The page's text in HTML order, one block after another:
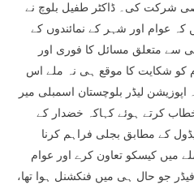
شرکت کی۔ ڈاکٹر طفیل بلوچ نے
عوام اور شہر کے نمائندوں کے
سے متعلق مسائل کا فوری اور
شکایت کا موقع ہی نہ ملے اس
لیڈر بلوچستان اسمبلی میر
کرتے ہوئے کہاکہ خضدار کے
کے مطابق بجلی فراہم کرنا
میں کیسکو تعاون کرے اور عوام
جو حال ہی میں فنکشنل ہوا تھا،